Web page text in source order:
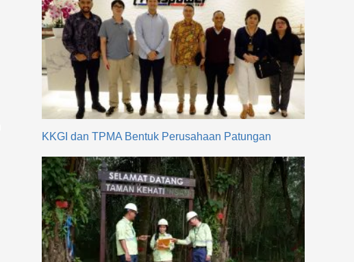
KKGI dan TPMA Bentuk Perusahaan Patungan